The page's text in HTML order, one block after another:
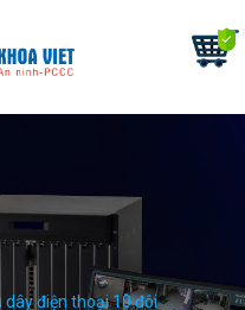
dây điện thoại 10 đôi